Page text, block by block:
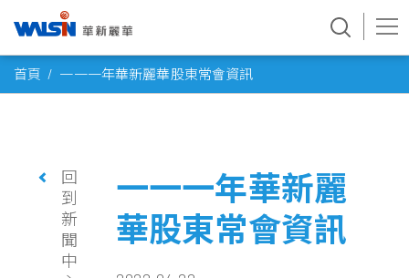
首頁 一一一年華新麗華股東常會資訊
回
到
新
聞
中
一一一年華新麗
華股東常會資訊